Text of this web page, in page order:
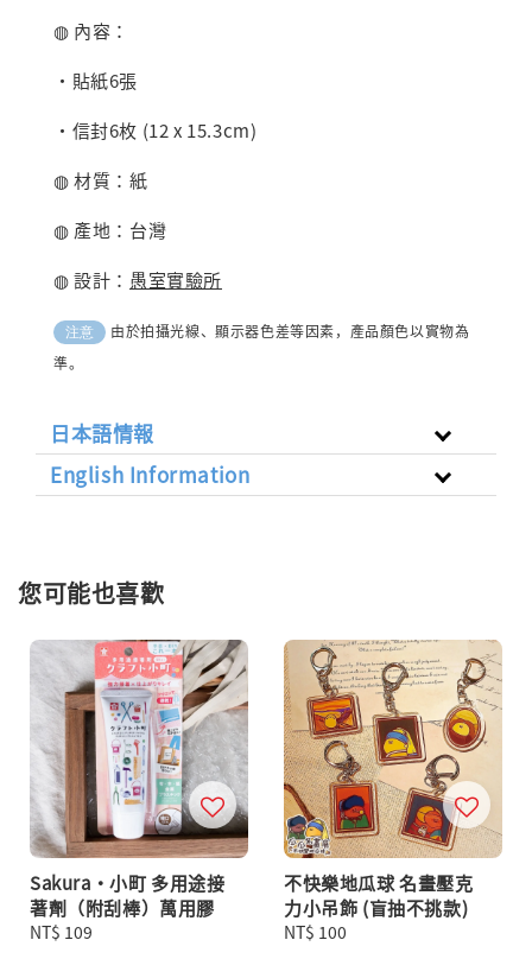
◍ 內容：
・貼紙6張
・信封6枚 (12 x 15.3cm)
◍ 材質：紙
◍ 產地：台灣
◍ 設計： 愚室實驗所
注意
由於拍攝光線、顯示器色差等因素，產品顏色以實物為
準。
日本語情報
English Information
您可能也喜歡
Sakura・小町 多用途接
著劑（附刮棒）萬用膠
Regular
NT$ 109
不快樂地瓜球 名畫壓克
力小吊飾 (盲抽不挑款)
Regular
NT$ 100